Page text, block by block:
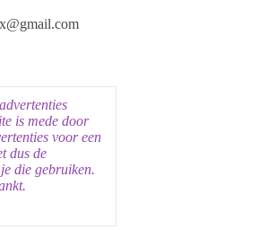
is mede door
voor een
dus de
die gebruiken.